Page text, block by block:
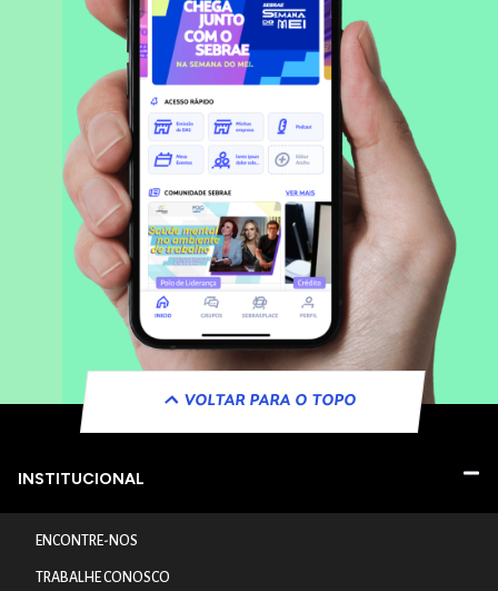
VOLTAR PARA O TOPO
INSTITUCIONAL
ENCONTRE-NOS
TRABALHE CONOSCO